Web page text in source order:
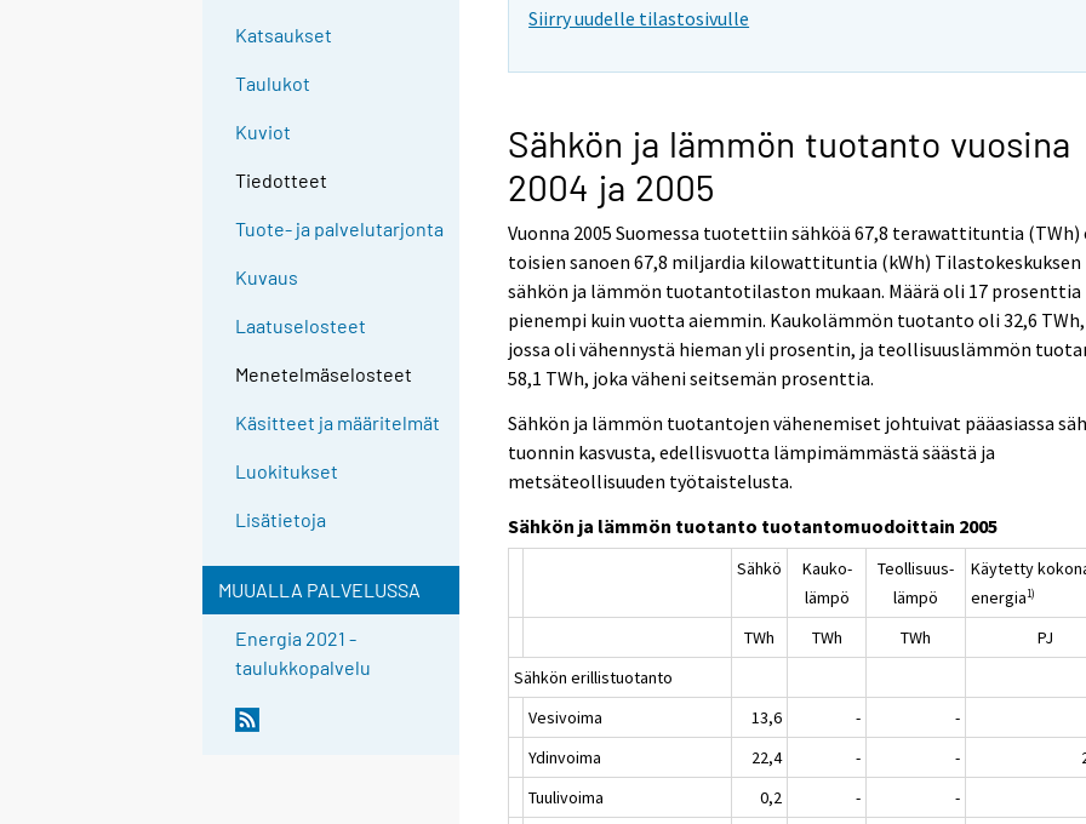
Katsaukset
Taulukot
Kuviot
Tiedotteet
Tuote- ja palvelutarjonta
Kuvaus
Laatuselosteet
Menetelmäselosteet
Käsitteet ja määritelmät
Luokitukset
Lisätietoja
MUUALLA PALVELUSSA
Energia 2021 -
taulukkopalvelu
Siirry uudelle tilastosivulle
Sähkön ja lämmön tuotanto vuosina
2004 ja 2005
Vuonna 2005 Suomessa tuotettiin sähköä 67,8 terawattituntia (TWh)
toisien sanoen 67,8 miljardia kilowattituntia (kWh) Tilastokeskuksen
sähkön ja lämmön tuotantotilaston mukaan. Määrä oli 17 prosenttia
pienempi kuin vuotta aiemmin. Kaukolämmön tuotanto oli 32,6 TWh,
jossa oli vähennystä hieman yli prosentin, ja teollisuuslämmön
58,1 TWh, joka väheni seitsemän prosenttia.
Sähkön ja lämmön tuotantojen vähenemiset johtuivat pääasiassa
tuonnin kasvusta, edellisvuotta lämpimämmästä säästä ja
metsäteollisuuden työtaistelusta.
Sähkön ja lämmön tuotanto tuotantomuodoittain 2005
Sähkö
Kauko-
lämpö
Teollisuus-
lämpö
Käytetty
energia1)
TWh TWh TWh
PJ
Sähkön erillistuotanto
Vesivoima
13,6 -
-
Ydinvoima
22,4 - -
Tuulivoima
0,2 -
-